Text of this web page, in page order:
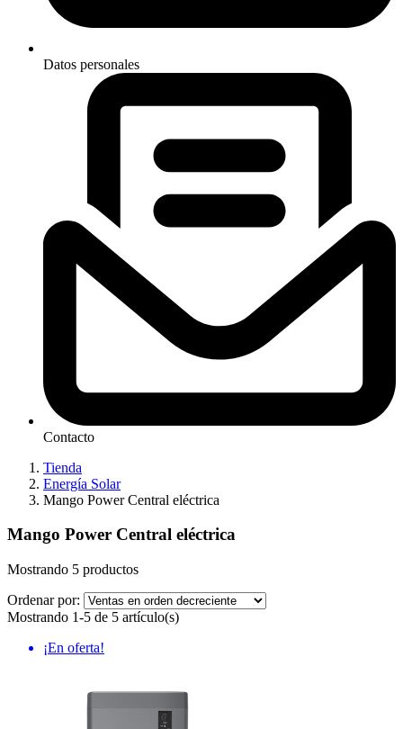
Datos personales
Contacto
Tienda
Energía Solar
Mango Power Central eléctrica
Mango Power Central eléctrica
Mostrando 5 productos
Ordenar por:
Mostrando 1-5 de 5 artículo(s)
¡En oferta!